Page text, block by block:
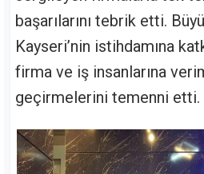
başarılarını tebrik etti.
Kayseri’nin istihdamına
firma ve iş insanlarına
geçirmelerini temenni etti.